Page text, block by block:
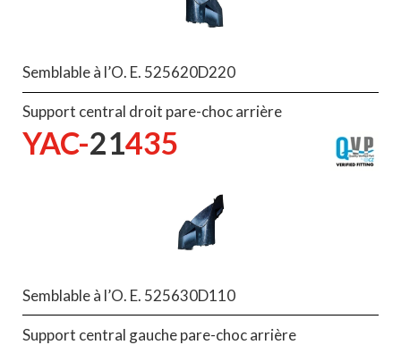
Semblable à l’O. E. 525620D220
Support central droit pare-choc arrière
YAC-21435
Semblable à l’O. E. 525630D110
Support central gauche pare-choc arrière